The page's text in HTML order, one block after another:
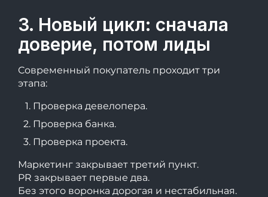
3. Новый цикл: сначала
доверие, потом лиды
Современный покупатель проходит три
этапа:
Проверка девелопера.
Проверка банка.
Проверка проекта.
Маркетинг закрывает третий пункт.
PR закрывает первые два.
Без этого воронка дорогая и нестабильная.